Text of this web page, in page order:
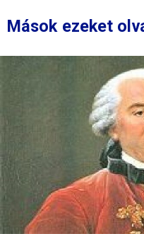
Mások ezeket